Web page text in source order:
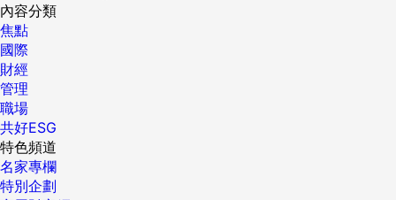
內容分類
焦點
國際
財經
管理
職場
共好ESG
特色頻道
名家專欄
特別企劃